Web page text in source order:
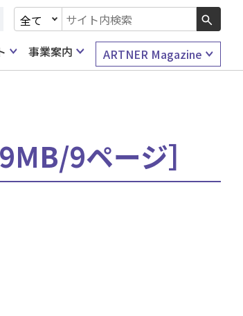
文書種別を選択
検索キーワード入力
事業案内 ARTNER Magazine
9ページ］